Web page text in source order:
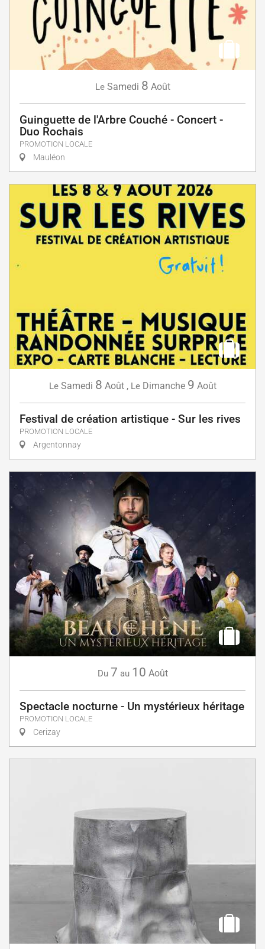
Le Samedi 8 Août
Guinguette de l'Arbre Couché - Concert -
Duo Rochais
PROMOTION LOCALE
Mauléon
Le Samedi 8 Août, Le Dimanche 9 Août
Festival de création artistique - Sur les rives
PROMOTION LOCALE
Argentonnay
Du 7 au 10 Août
Spectacle nocturne - Un mystérieux héritage
PROMOTION LOCALE
Cerizay